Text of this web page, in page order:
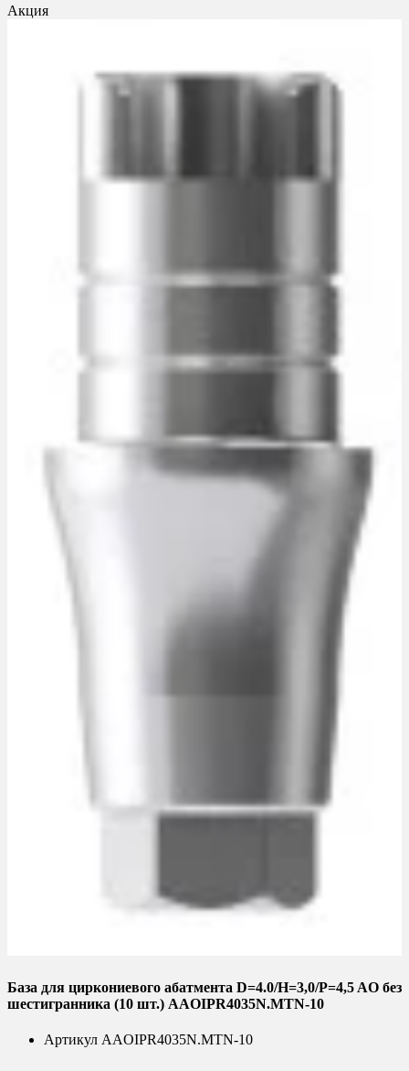
Акция
База для циркониевого абатмента D=4.0/H=3,0/P=4,5 AO без
шестигранника (10 шт.) AAOIPR4035N.MTN-10
Артикул AAOIPR4035N.MTN-10